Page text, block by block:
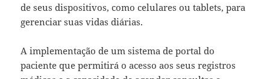
de seus dispositivos, como celulares ou tablets, para
gerenciar suas vidas diárias.
A implementação de um sistema de portal do
paciente que permitirá o acesso aos seus registros